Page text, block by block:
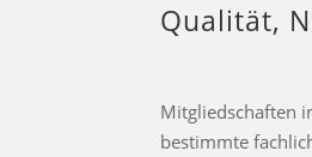
Qualität,
Mitgliedschaften
bestimmte